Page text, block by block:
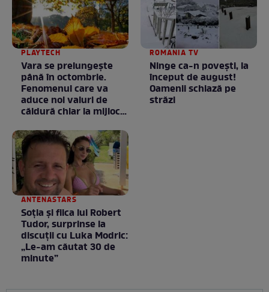
PLAYTECH
Vara se prelungeşte
până în octombrie.
Fenomenul care va
aduce noi valuri de
căldură chiar la mijlocul
ROMANIA TV
Ninge ca-n povești, la
început de august!
Oamenii schiază pe
străzi
ANTENASTARS
Soția și fiica lui Robert
Tudor, surprinse la
discuții cu Luka Modric:
„Le-am căutat 30 de
minute”